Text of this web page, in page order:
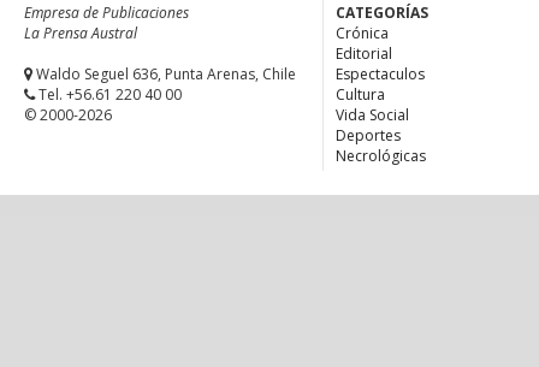
Empresa de Publicaciones
La Prensa Austral
Waldo Seguel 636, Punta Arenas, Chile
Tel. +56.61 220 40 00
© 2000-2026
CATEGORÍAS
Crónica
Editorial
Espectaculos
Cultura
Vida Social
Deportes
Necrológicas